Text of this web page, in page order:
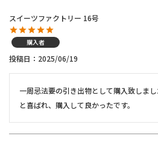
スイーツファクトリー 16号
購入者
投稿日 2025/06/19
一周忌法要の引き出物として購入致しま
と喜ばれ、購入して良かったです。